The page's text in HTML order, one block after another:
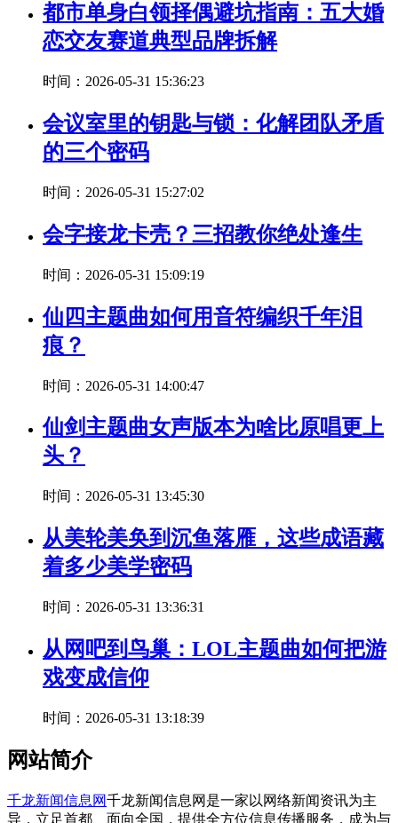
都市单身白领择偶避坑指南：五大婚
恋交友赛道典型品牌拆解
时间：2026-05-31 15:36:23
会议室里的钥匙与锁：化解团队矛盾
的三个密码
时间：2026-05-31 15:27:02
会字接龙卡壳？三招教你绝处逢生
时间：2026-05-31 15:09:19
仙四主题曲如何用音符编织千年泪
痕？
时间：2026-05-31 14:00:47
仙剑主题曲女声版本为啥比原唱更上
头？
时间：2026-05-31 13:45:30
从美轮美奂到沉鱼落雁，这些成语藏
着多少美学密码
时间：2026-05-31 13:36:31
从网吧到鸟巢：LOL主题曲如何把游
戏变成信仰
时间：2026-05-31 13:18:39
网站简介
千龙新闻信息网千龙新闻信息网是一家以网络新闻资讯为主
导，立足首都、面向全国，提供全方位信息传播服务，成为与